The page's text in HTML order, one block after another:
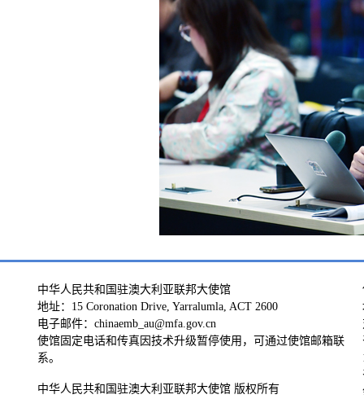
中华人民共和国驻澳大利亚联邦大使馆
地址：15 Coronation Drive, Yarralumla, ACT 2600
电子邮件：chinaemb_au@mfa.gov.cn
使馆固定电话和传真因技术升级暂停使用，可通过使馆邮箱联
系。
中华人民共和国驻澳大利亚联邦大使馆 版权所有